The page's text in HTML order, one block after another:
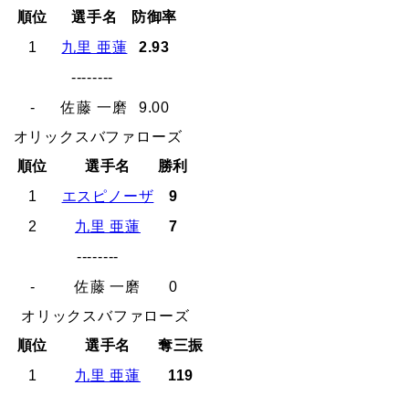
順位 選手名
防御率
1
九里 亜蓮
2.93
--------
-
佐藤 一磨
9.00
オリックスバファローズ
順位
選手名
勝利
1
エスピノーザ
9
2
九里 亜蓮
7
--------
-
佐藤 一磨
0
オリックスバファローズ
順位
選手名
奪三振
1
九里 亜蓮
119